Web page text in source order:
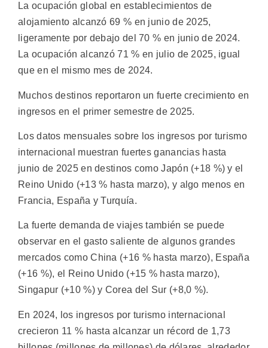
La ocupación global en establecimientos de
alojamiento alcanzó 69 % en junio de 2025,
ligeramente por debajo del 70 % en junio de 2024.
La ocupación alcanzó 71 % en julio de 2025, igual
que en el mismo mes de 2024.
Muchos destinos reportaron un fuerte crecimiento en
ingresos en el primer semestre de 2025.
Los datos mensuales sobre los ingresos por turismo
internacional muestran fuertes ganancias hasta
junio de 2025 en destinos como Japón (+18 %) y el
Reino Unido (+13 % hasta marzo), y algo menos en
Francia, España y Turquía.
La fuerte demanda de viajes también se puede
observar en el gasto saliente de algunos grandes
mercados como China (+16 % hasta marzo), España
(+16 %), el Reino Unido (+15 % hasta marzo),
Singapur (+10 %) y Corea del Sur (+8,0 %).
En 2024, los ingresos por turismo internacional
crecieron 11 % hasta alcanzar un récord de 1,73